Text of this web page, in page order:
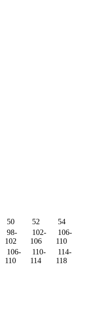
50 52
54
98-
102
102-
106
106-
110
106-
110
110-
114
114-
118